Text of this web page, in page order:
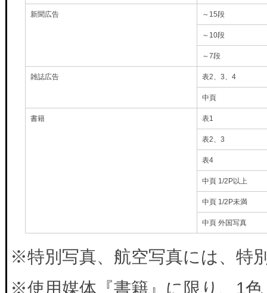
新聞広告 ～15段
～10段
～7段
雑誌広告 表2、3、4
中頁
書籍 表1
表2、3
表4
中頁 1/2P以上
中頁 1/2P未満
中頁 外国写真
※特別写真、航空写真には、特
※使用媒体『書籍』に限り、1